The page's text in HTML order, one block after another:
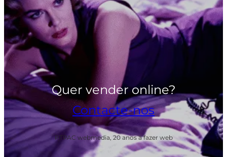
Quer vender online?
Contacte-nos
PTPAC webmedia, 20 anos a fazer web